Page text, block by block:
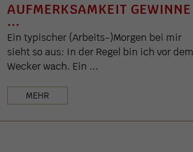
AUFMERKSAMKEIT GEWINNE
...
Ein typischer (Arbeits-)Morgen bei mir
sieht so aus: In der Regel bin ich vor dem
Wecker wach. Ein ...
MEHR